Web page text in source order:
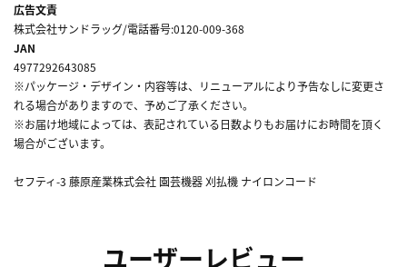
広告文責
株式会社サンドラッグ/電話番号:0120-009-368
JAN
4977292643085
※パッケージ・デザイン・内容等は、リニューアルにより予告なしに変更さ
れる場合がありますので、予めご了承ください。
※お届け地域によっては、表記されている日数よりもお届けにお時間を頂く
場合がございます。
セフティ-3 藤原産業株式会社 園芸機器 刈払機 ナイロンコード
ユーザーレビュー